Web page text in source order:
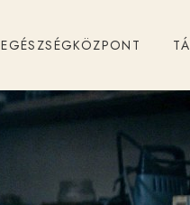
EGÉSZSÉGKÖZPONT